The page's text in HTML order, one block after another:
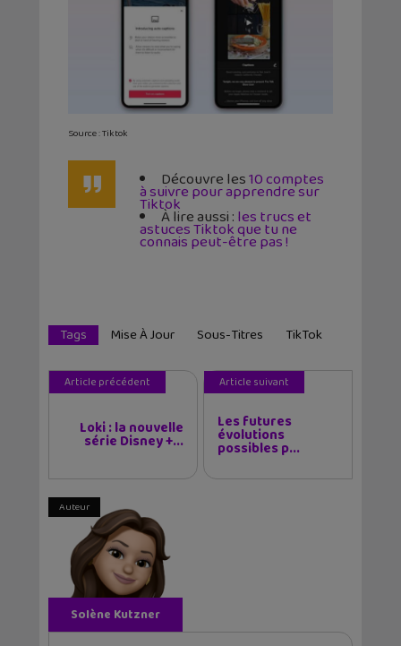
Source : Tiktok
Découvre les10 comptes
à suivre pour apprendre sur
Tiktok
À lire aussi :les trucs et
astuces Tiktok que tu ne
connais peut-être pas !
Tags Mise À Jour Sous-Titres TikTok
Article précédent
Loki : la nouvelle
série Disney +...
Article suivant
Les futures
évolutions
possibles p...
Auteur
Solène Kutzner